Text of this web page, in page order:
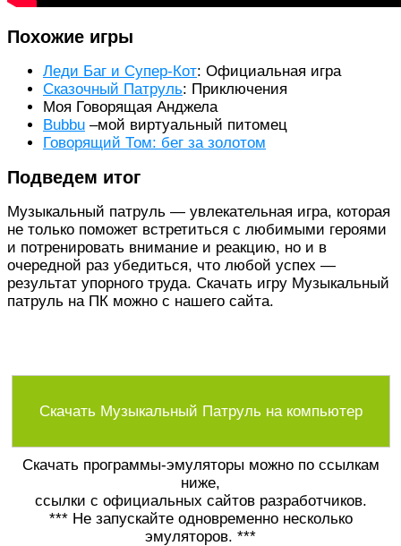
Похожие игры
Леди Баг и Супер-Кот: Официальная игра
Сказочный Патруль: Приключения
Моя Говорящая Анджела
Bubbu –мой виртуальный питомец
Говорящий Том: бег за золотом
Подведем итог
Музыкальный патруль — увлекательная игра, которая
не только поможет встретиться с любимыми героями
и потренировать внимание и реакцию, но и в
очередной раз убедиться, что любой успех —
результат упорного труда. Скачать игру Музыкальный
патруль на ПК можно с нашего сайта.
Скачать Музыкальный Патруль на компьютер
Скачать программы-эмуляторы можно по ссылкам
ниже,
ссылки с официальных сайтов разработчиков.
*** Не запускайте одновременно несколько
эмуляторов. ***